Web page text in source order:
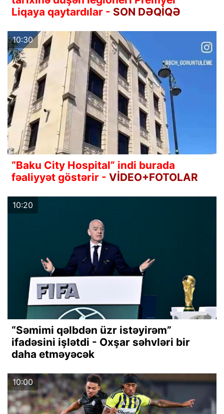
Liqaya qaytardılar - SON DƏQİQƏ
10:30
“Baku City Hospital” indi burada
fəaliyyət göstərir - VİDEO+FOTOLAR
10:20
“Səmimi qəlbdən üzr istəyirəm”
ifadəsini işlətdi - Oxşar səhvləri bir
daha etməyəcək
10:00